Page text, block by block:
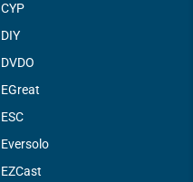
CYP
DIY
DVDO
EGreat
ESC
Eversolo
EZCast